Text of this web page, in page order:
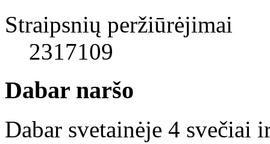
Straipsnių peržiūrėjimai
2317109
Dabar naršo
Dabar svetainėje 4 svečiai